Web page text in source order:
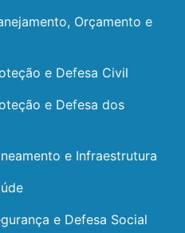
Orçamento e
e Defesa Civil
e Defesa dos
e Infraestrutura
e Defesa Social